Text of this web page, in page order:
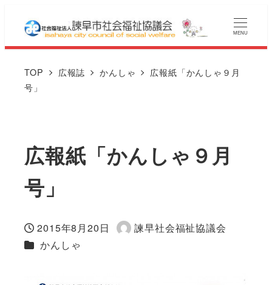
MENU
TOP 広報誌 かんしゃ
広報紙「かんしゃ９月
号」
広報紙「かんしゃ９月
号」
投稿日
2015年8月20日
著
諫早社会福祉協議会
広報誌カテゴリー
かんしゃ